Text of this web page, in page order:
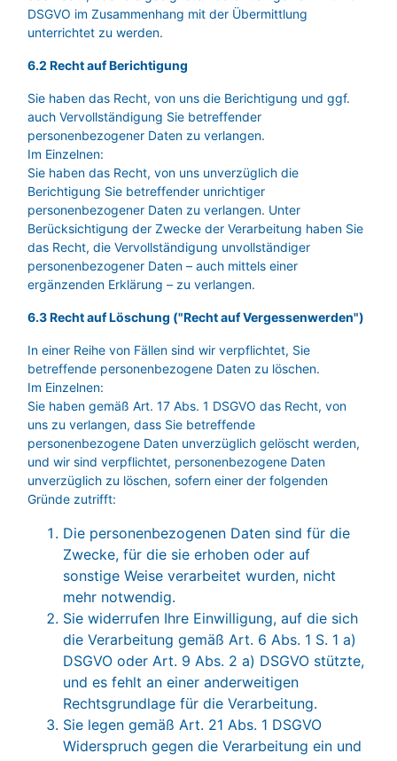
DSGVO im Zusammenhang mit der Übermittlung
unterrichtet zu werden.
6.2 Recht auf Berichtigung
Sie haben das Recht, von uns die Berichtigung und ggf.
auch Vervollständigung Sie betreffender
personenbezogener Daten zu verlangen.
Im Einzelnen:
Sie haben das Recht, von uns unverzüglich die
Berichtigung Sie betreffender unrichtiger
personenbezogener Daten zu verlangen. Unter
Berücksichtigung der Zwecke der Verarbeitung haben Sie
das Recht, die Vervollständigung unvollständiger
personenbezogener Daten – auch mittels einer
ergänzenden Erklärung – zu verlangen.
6.3 Recht auf Löschung ("Recht auf Vergessenwerden")
In einer Reihe von Fällen sind wir verpflichtet, Sie
betreffende personenbezogene Daten zu löschen.
Im Einzelnen:
Sie haben gemäß Art. 17 Abs. 1 DSGVO das Recht, von
uns zu verlangen, dass Sie betreffende
personenbezogene Daten unverzüglich gelöscht werden,
und wir sind verpflichtet, personenbezogene Daten
unverzüglich zu löschen, sofern einer der folgenden
Gründe zutrifft:
Die personenbezogenen Daten sind für die
Zwecke, für die sie erhoben oder auf
sonstige Weise verarbeitet wurden, nicht
mehr notwendig.
Sie widerrufen Ihre Einwilligung, auf die sich
die Verarbeitung gemäß Art. 6 Abs. 1 S. 1 a)
DSGVO oder Art. 9 Abs. 2 a) DSGVO stützte,
und es fehlt an einer anderweitigen
Rechtsgrundlage für die Verarbeitung.
Sie legen gemäß Art. 21 Abs. 1 DSGVO
Widerspruch gegen die Verarbeitung ein und